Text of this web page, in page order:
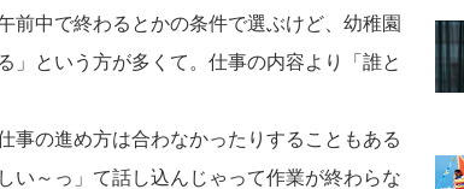
前中で終わるとかの条件で選ぶけど、幼稚園
」という方が多くて。仕事の内容より「誰と
の進め方は合わなかったりすることもある
い～っ」て話し込んじゃって作業が終わらな